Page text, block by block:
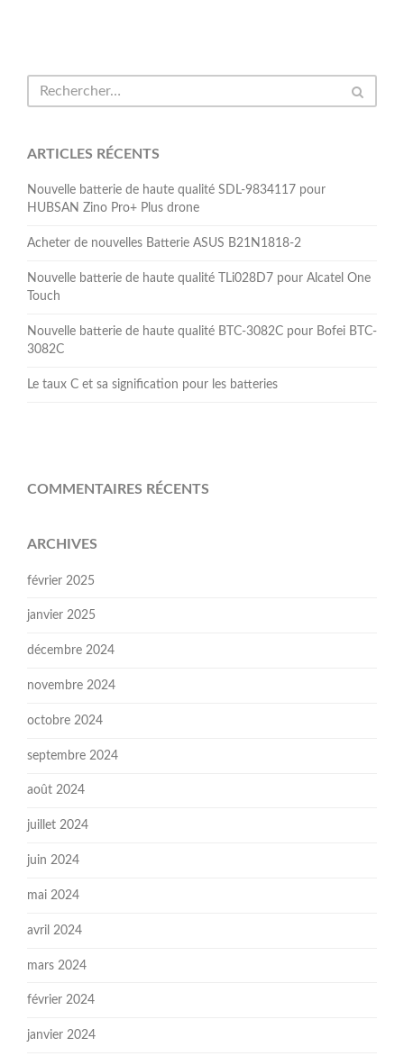
ARTICLES RÉCENTS
Nouvelle batterie de haute qualité SDL-9834117 pour
HUBSAN Zino Pro+ Plus drone
Acheter de nouvelles Batterie ASUS B21N1818-2
Nouvelle batterie de haute qualité TLi028D7 pour Alcatel One
Touch
Nouvelle batterie de haute qualité BTC-3082C pour Bofei BTC-
3082C
Le taux C et sa signification pour les batteries
COMMENTAIRES RÉCENTS
ARCHIVES
février 2025
janvier 2025
décembre 2024
novembre 2024
octobre 2024
septembre 2024
août 2024
juillet 2024
juin 2024
mai 2024
avril 2024
mars 2024
février 2024
janvier 2024